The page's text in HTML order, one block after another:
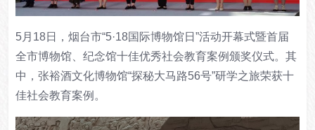
5月18日，烟台市“5·18国际博物馆日”活动开幕式暨首届
全市博物馆、纪念馆十佳优秀社会教育案例颁奖仪式。其
中，张裕酒文化博物馆“探秘大马路56号”研学之旅荣获十
佳社会教育案例。